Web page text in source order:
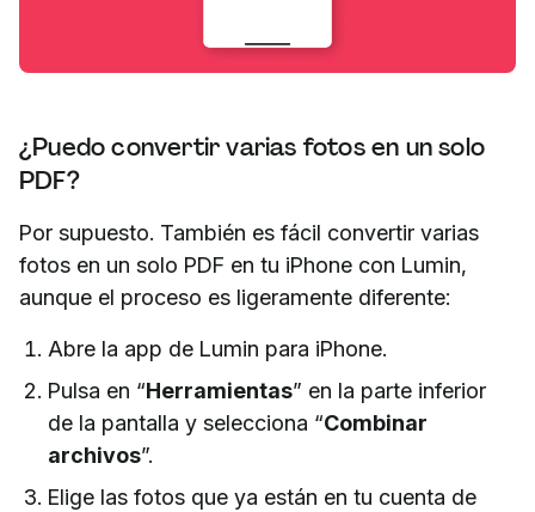
¿Puedo convertir varias fotos en un solo
PDF?
Por supuesto. También es fácil convertir varias
fotos en un solo PDF en tu iPhone con Lumin,
aunque el proceso es ligeramente diferente:
Abre la app de Lumin para iPhone.
Pulsa en “Herramientas” en la parte inferior
de la pantalla y selecciona “Combinar
archivos”.
Elige las fotos que ya están en tu cuenta de